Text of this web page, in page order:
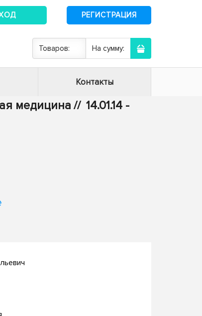
РЕГИСТРАЦИЯ
Товаров: На сумму:
Контакты
медицина // 14.01.14 -